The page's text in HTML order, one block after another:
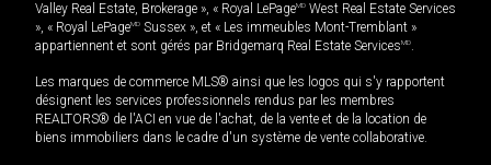
Valley Real Estate, Brokerage », « Royal LePageMD West Real Estate Services
», « Royal LePageMD Sussex », et « Les immeubles Mont-Tremblant »
appartiennent et sont gérés par Bridgemarq Real Estate ServicesMD.
Les marques de commerce MLS® ainsi que les logos qui s'y rapportent
désignent les services professionnels rendus par les membres
REALTORS® de l'ACI en vue de l'achat, de la vente et de la location de
biens immobiliers dans le cadre d'un système de vente collaborative.